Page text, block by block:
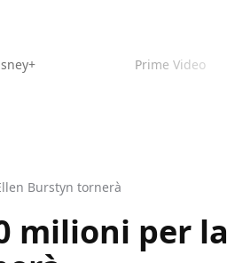
Prime Video
Burstyn tornerà
milioni per la